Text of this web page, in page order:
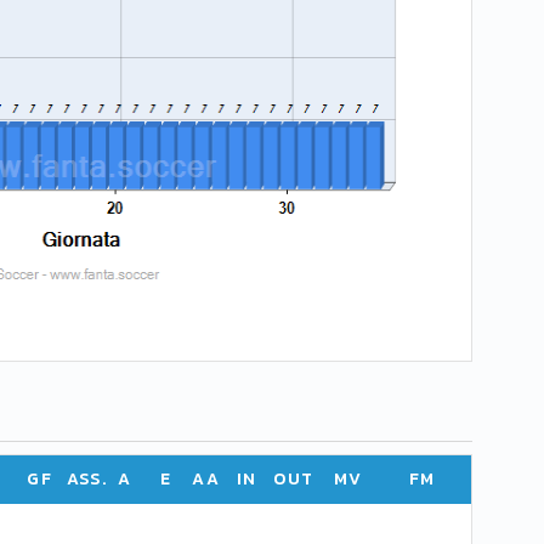
GF ASS. A E AA IN OUT MV FM